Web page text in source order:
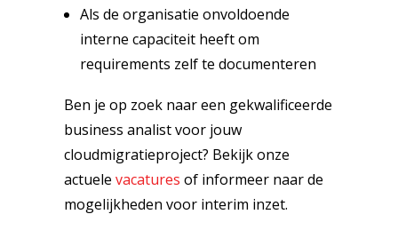
Als de organisatie onvoldoende
interne capaciteit heeft om
requirements zelf te documenteren
Ben je op zoek naar een gekwalificeerde
business analist voor jouw
cloudmigratieproject? Bekijk onze
actuele vacatures of informeer naar de
mogelijkheden voor interim inzet.